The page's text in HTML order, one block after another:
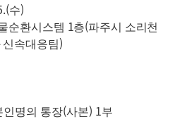
수)
순환시스템 1층(파주시 소리천
신속대응팀)
인명의 통장(사본) 1부